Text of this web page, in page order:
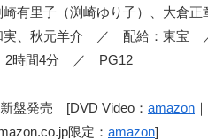
有里子（渕崎ゆり子）、大倉
実、秋元羊介 ／ 配給：東宝
2時間4分 ／ PG12
盤発売 [DVD Video： amazon
限定： amazon]